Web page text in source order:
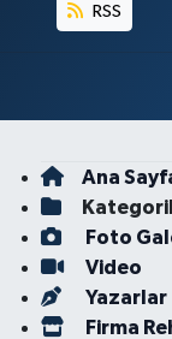
RSS
Ana
Foto
Video
Yazarlar
Firma